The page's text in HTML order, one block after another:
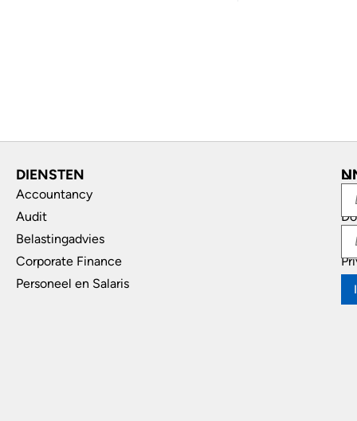
DIENSTEN
Accountancy
Audit
Belastingadvies
Corporate Finance
Personeel en Salaris